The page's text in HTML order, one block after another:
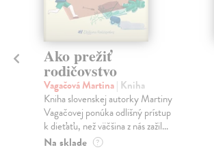
Ako prežiť
rodičovstvo
Vagačová Martina| Kniha
Kniha slovenskej autorky Martiny
Vagačovej ponúka odlišný prístup
k dieťaťu, než väčšina z nás zažil...
Na sklade ?